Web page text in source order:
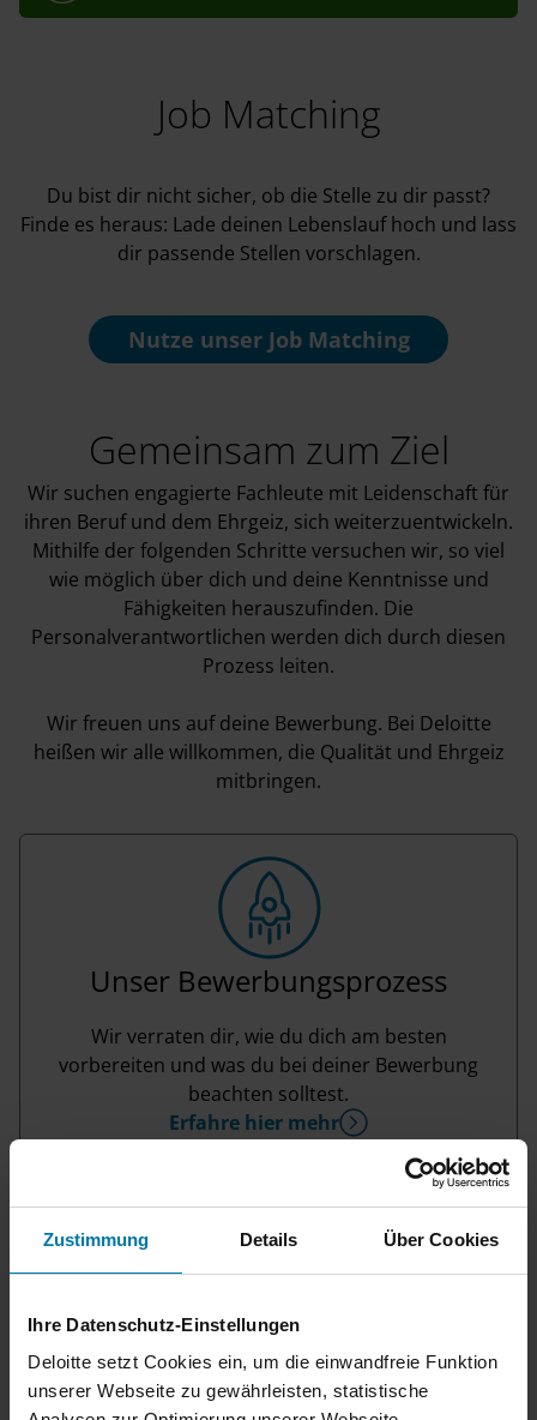
Zustimmung Details Über Cookies
Ihre Datenschutz-Einstellungen
Deloitte setzt Cookies ein, um die einwandfreie Funktion
unserer Webseite zu gewährleisten, statistische
Job Matching
Du bist dir nicht sicher, ob die Stelle zu dir passt?
Finde es heraus: Lade deinen Lebenslauf hoch und lass
dir passende Stellen vorschlagen.
Nutze unserJob Matching
Gemeinsam zum Ziel
Wir suchen engagierte Fachleute mit Leidenschaft für
ihren Beruf und dem Ehrgeiz, sich weiterzuentwickeln.
Mithilfe der folgenden Schritte versuchen wir, so viel
wie möglich über dich und deine Kenntnisse und
Fähigkeiten herauszufinden. Die
Personalverantwortlichen werden dich durch diesen
Prozess leiten.
Wir freuen uns auf deine Bewerbung. Bei Deloitte
heißen wir alle willkommen, die Qualität und Ehrgeiz
mitbringen.
Unser Bewerbungsprozess
Wir verraten dir, wie du dich am besten
vorbereiten und was du bei deiner Bewerbung
beachten solltest.
Erfahre hier mehr